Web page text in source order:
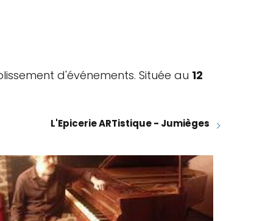
d'événements. Située au 12
L'Epicerie ARTistique - Jumièges